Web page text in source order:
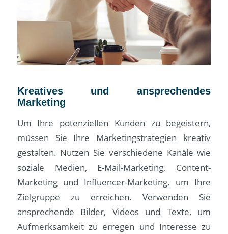
Kreatives und ansprechendes
Marketing
Um Ihre potenziellen Kunden zu begeistern,
müssen Sie Ihre Marketingstrategien kreativ
gestalten. Nutzen Sie verschiedene Kanäle wie
soziale Medien, E-Mail-Marketing, Content-
Marketing und Influencer-Marketing, um Ihre
Zielgruppe zu erreichen. Verwenden Sie
ansprechende Bilder, Videos und Texte, um
Aufmerksamkeit zu erregen und Interesse zu